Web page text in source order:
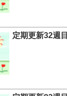
定期更新32週目